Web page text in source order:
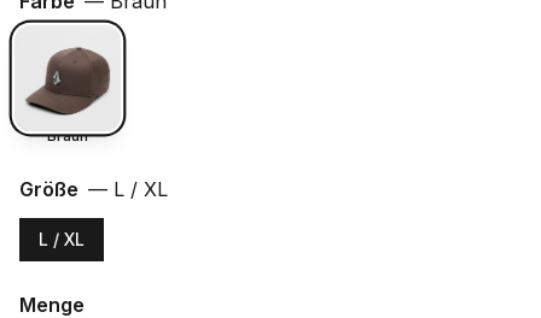
Braun
Größe — L / XL
L / XL
Menge